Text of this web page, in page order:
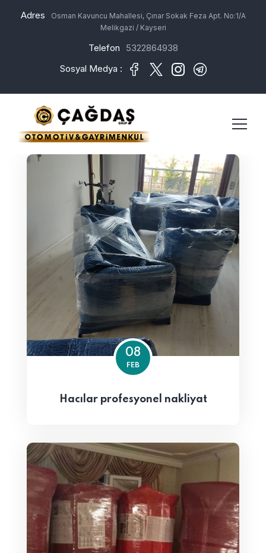
Adres
Osman Kavuncu Mahallesi, Çınar Sokak Feza Apt. No:1/A
Melikgazi / Kayseri
Telefon
5322864938
Sosyal Medya :
08
FEB
Hacılar profesyonel nakliyat